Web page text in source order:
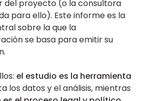
del proyecto (o la consultora
para ello). Este informe es la
sobre la que la
se basa para emitir su
el estudio es la herramienta
los datos y el análisis, mientras